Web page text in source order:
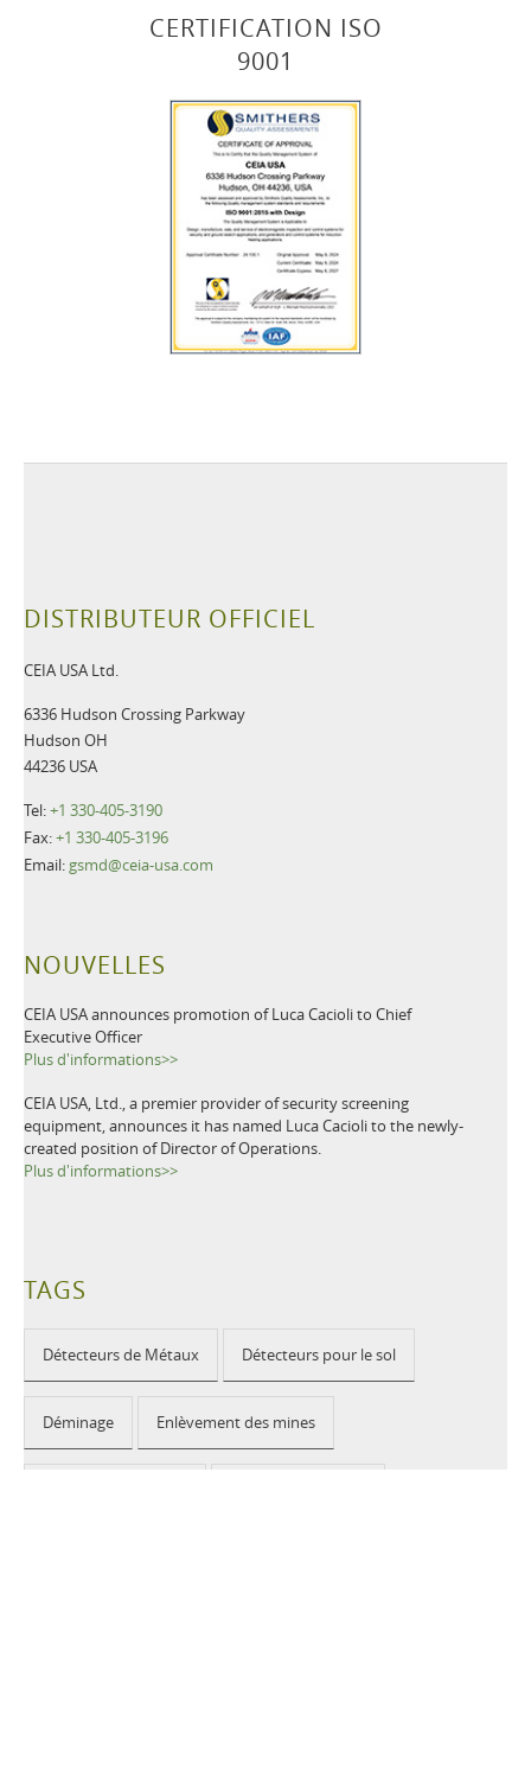
CERTIFICATION ISO
9001
DISTRIBUTEUR OFFICIEL
CEIA USA Ltd.
6336 Hudson Crossing Parkway
Hudson OH
44236 USA
Tel:+1 330-405-3190
Fax:+1 330-405-3196
Email: gsmd@ceia-usa.com
NOUVELLES
CEIA USA announces promotion of Luca Cacioli to Chief
Executive Officer
Plus d'informations>>
CEIA USA, Ltd., a premier provider of security screening
equipment, announces it has named Luca Cacioli to the newly-
created position of Director of Operations.
Plus d'informations>>
TAGS
Détecteurs de Métaux Détecteurs pour le sol
Déminage Enlèvement des mines